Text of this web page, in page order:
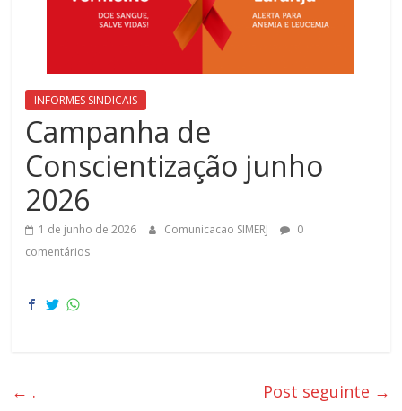
de
Janeiro
uma
entidade
dos
INFORMES SINDICAIS
Campanha de
Conscientização junho
2026
1 de junho de 2026 Comunicacao SIMERJ
0
comentários
← . Post seguinte →